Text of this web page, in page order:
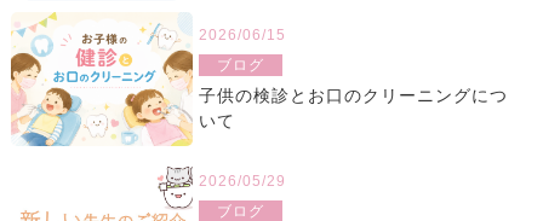
2026/06/15
ブログ
子供の検診とお口のクリーニングにつ
いて
2026/05/29
ブログ